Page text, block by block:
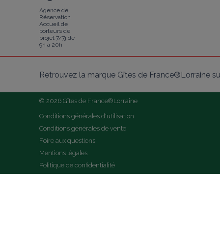
Agence de
Réservation
Accueil de
porteurs de
projet 7/7j de
9h à 20h
Retrouvez la marque Gîtes de France®Lorraine
© 2026 Gîtes de France®Lorraine
Conditions générales d'utilisation
Conditions générales de vente
Foire aux questions
Mentions légales
Politique de confidentialité